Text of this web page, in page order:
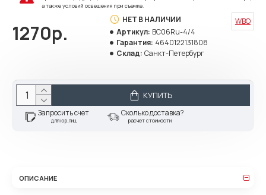
а также условий освещения при съемке.
1270р.
НЕТ В НАЛИЧИИ
Артикул: BC06Ru-4/4
Гарантия: 4640122131808
Склад: Санкт-Петербург
WBO
КУПИТЬ
Запросить счет
для юр.лиц
Сколько доставка?
расчет стоимости
ОПИСАНИЕ